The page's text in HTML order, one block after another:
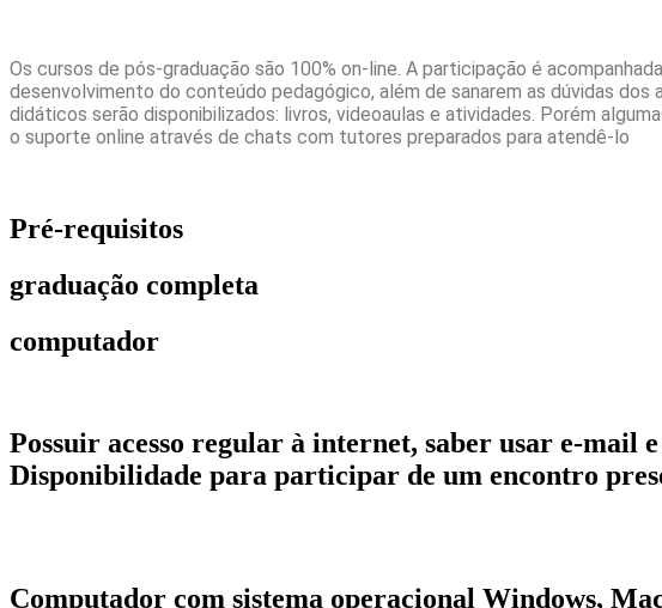
Os cursos de pós-graduação são 100% on-line. A participação é
desenvolvimento do conteúdo pedagógico, além de sanarem as dúvidas
didáticos serão disponibilizados: livros, videoaulas e atividades. Porém
o suporte online através de chats com tutores preparados para atendê-lo
Pré-requisitos
graduação completa
computador
Possuir acesso regular à internet, saber usar e-mail
Disponibilidade para participar de um encontro
Computador com sistema operacional Windows,